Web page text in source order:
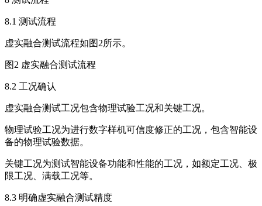
8.1 测试流程
虚实融合测试流程如图2所示。
图2 虚实融合测试流程
8.2 工况确认
虚实融合测试工况包含物理试验工况和关键工况。
物理试验工况为进行数字样机可信度修正的工况，包含智能设
备的物理试验数据。
关键工况为测试智能设备功能和性能的工况，如额定工况、极
限工况、满载工况等。
8.3 明确虚实融合测试精度